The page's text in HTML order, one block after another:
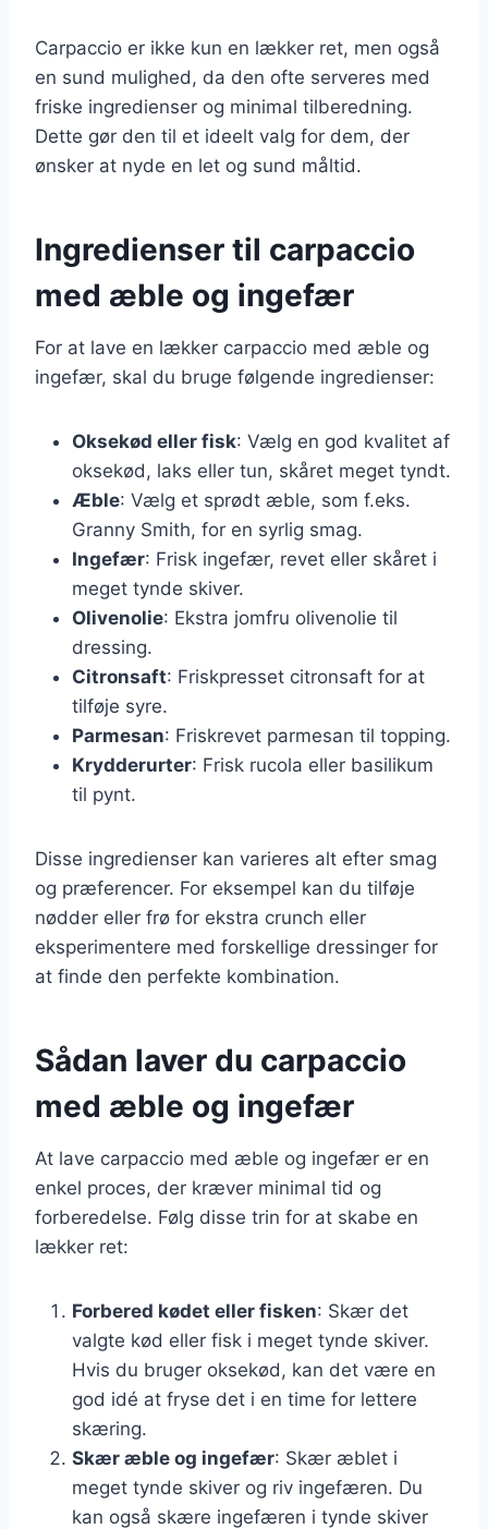
Carpaccio er ikke kun en lækker ret, men også
en sund mulighed, da den ofte serveres med
friske ingredienser og minimal tilberedning.
Dette gør den til et ideelt valg for dem, der
ønsker at nyde en let og sund måltid.
Ingredienser til carpaccio
med æble og ingefær
For at lave en lækker carpaccio med æble og
ingefær, skal du bruge følgende ingredienser:
Oksekød eller fisk: Vælg en god kvalitet af
oksekød, laks eller tun, skåret meget tyndt.
Æble: Vælg et sprødt æble, som f.eks.
Granny Smith, for en syrlig smag.
Ingefær: Frisk ingefær, revet eller skåret i
meget tynde skiver.
Olivenolie: Ekstra jomfru olivenolie til
dressing.
Citronsaft: Friskpresset citronsaft for at
tilføje syre.
Parmesan: Friskrevet parmesan til topping.
Krydderurter: Frisk rucola eller basilikum
til pynt.
Disse ingredienser kan varieres alt efter smag
og præferencer. For eksempel kan du tilføje
nødder eller frø for ekstra crunch eller
eksperimentere med forskellige dressinger for
at finde den perfekte kombination.
Sådan laver du carpaccio
med æble og ingefær
At lave carpaccio med æble og ingefær er en
enkel proces, der kræver minimal tid og
forberedelse. Følg disse trin for at skabe en
lækker ret:
Forbered kødet eller fisken: Skær det
valgte kød eller fisk i meget tynde skiver.
Hvis du bruger oksekød, kan det være en
god idé at fryse det i en time for lettere
skæring.
Skær æble og ingefær: Skær æblet i
meget tynde skiver og riv ingefæren. Du
kan også skære ingefæren i tynde skiver